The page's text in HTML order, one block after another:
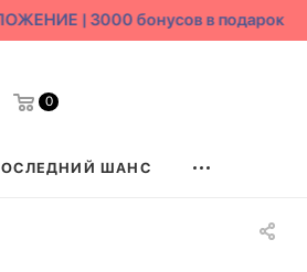
| 3000 бонусов в подарок
0
ШАНС